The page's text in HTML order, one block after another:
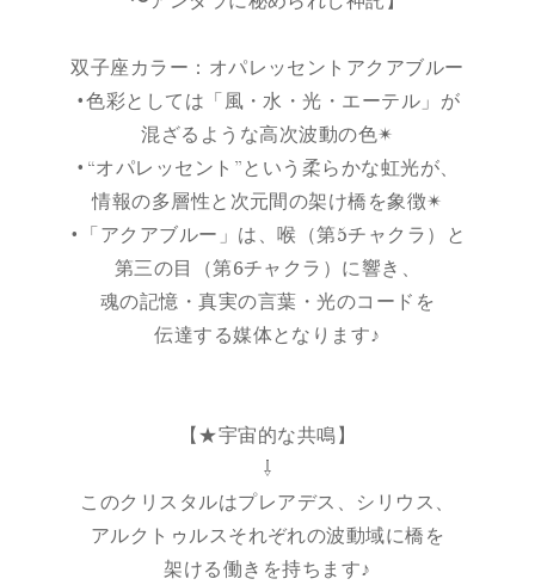
双子座カラー：オパレッセントアクアブルー
•色彩としては「風・水・光・エーテル」が
混ざるような高次波動の色✴︎
•“オパレッセント”という柔らかな虹光が、
情報の多層性と次元間の架け橋を象徴✴︎
•「アクアブルー」は、喉（第5チャクラ）と
第三の目（第6チャクラ）に響き、
魂の記憶・真実の言葉・光のコードを
伝達する媒体となります♪
【★宇宙的な共鳴】
⇩
このクリスタルはプレアデス、シリウス、
アルクトゥルスそれぞれの波動域に橋を
架ける働きを持ちます♪